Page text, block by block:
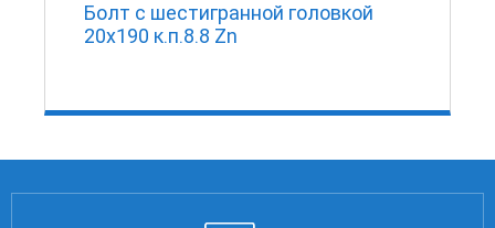
Болт с шестигранной головкой
20х190 к.п.8.8 Zn